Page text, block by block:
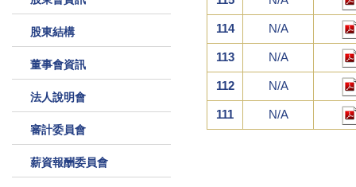
股東結構
董事會資訊
法人說明會
審計委員會
薪資報酬委員會
114 N/A
113 N/A
112 N/A
111 N/A